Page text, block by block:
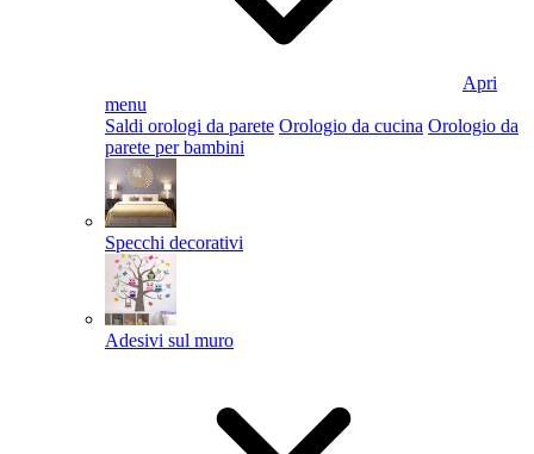
Apri
menu
Saldi orologi da parete Orologio da cucina Orologio da
parete per bambini
Specchi decorativi
Adesivi sul muro